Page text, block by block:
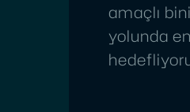
amaçlı
yolunda